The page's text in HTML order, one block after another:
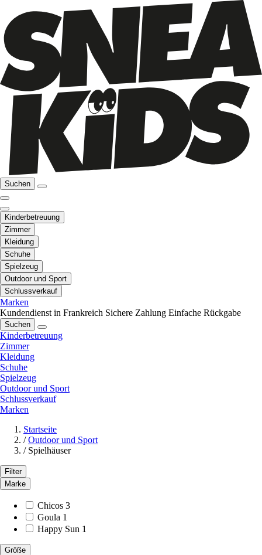
Suchen
Kinderbetreuung
Zimmer
Kleidung
Schuhe
Spielzeug
Outdoor und Sport
Schlussverkauf
Marken
Kundendienst in Frankreich Sichere Zahlung Einfache Rückgabe
Suchen
Kinderbetreuung
Zimmer
Kleidung
Schuhe
Spielzeug
Outdoor und Sport
Schlussverkauf
Marken
Startseite
/ Outdoor und Sport
/ Spielhäuser
Filter
Marke
Chicos 3
Goula 1
Happy Sun 1
Größe